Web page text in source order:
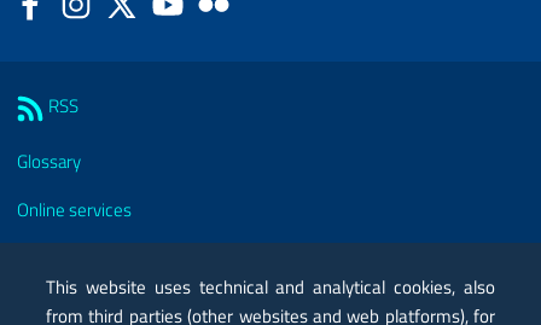
RSS
Glossary
Online services
Certified mail PEC
This website uses technical and analytical cookies, also
from third parties (other websites and web platforms), for